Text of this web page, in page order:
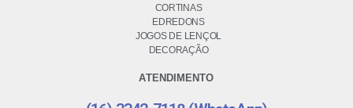
CORTINAS
EDREDONS
JOGOS DE LENÇOL
DECORAÇÃO
ATENDIMENTO